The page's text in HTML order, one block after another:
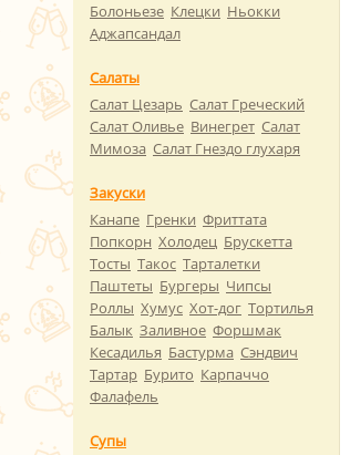
Болоньезе Клецки Ньокки
Аджапсандал
Салаты
Салат Цезарь Салат Греческий
Салат Оливье Винегрет Салат
Мимоза Салат Гнездо глухаря
Закуски
Канапе Гренки Фриттата
Попкорн Холодец Брускетта
Тосты Такос Тарталетки
Паштеты Бургеры Чипсы
Роллы Хумус Хот-дог Тортилья
Балык Заливное Форшмак
Кесадилья Бастурма Сэндвич
Тартар Бурито Карпаччо
Фалафель
Супы